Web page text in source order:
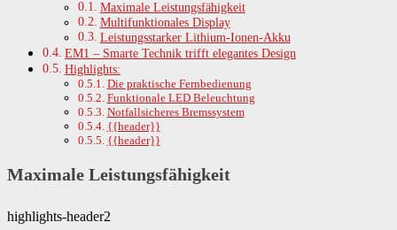
Maximale Leistungsfähigkeit
Multifunktionales Display
Leistungsstarker Lithium-Ionen-Akku
EM1 – Smarte Technik trifft elegantes Design
Highlights:
Die praktische Fernbedienung
Funktionale LED Beleuchtung
Notfallsicheres Bremssystem
{{header}}
{{header}}
Maximale Leistungsfähigkeit
highlights-header2